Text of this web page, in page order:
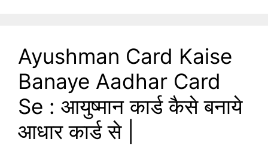
Ayushman Card Kaise
Banaye Aadhar Card
Se : आयुष्मान कार्ड कैसे बनाये
आधार कार्ड से |